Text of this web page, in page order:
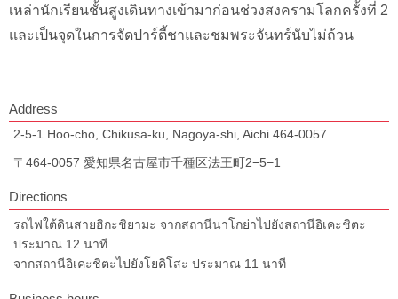
เหล่านักเรียนชั้นสูงเดินทางเข้ามาก่อนช่วงสงครามโลกครั้งที่ 2
และเป็นจุดในการจัดปาร์ตี้ชาและชมพระจันทร์นับไม่ถ้วน
Address
2-5-1 Hoo-cho, Chikusa-ku, Nagoya-shi, Aichi 464-0057
〒464-0057 愛知県名古屋市千種区法王町2−5−1
Directions
รถไฟใต้ดินสายฮิกะชิยามะ จากสถานีนาโกย่าไปยังสถานีอิเคะชิตะ
ประมาณ 12 นาที
จากสถานีอิเคะชิตะไปยังโยคิโสะ ประมาณ 11 นาที